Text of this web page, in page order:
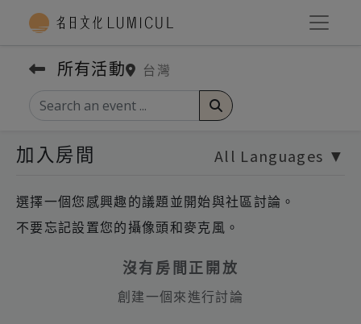
所有活動 台灣
加入房間 All Languages ▼
選擇一個您感興趣的議題並開始與社區討論。
不要忘記設置您的攝像頭和麥克風。
沒有房間正開放
創建一個來進行討論